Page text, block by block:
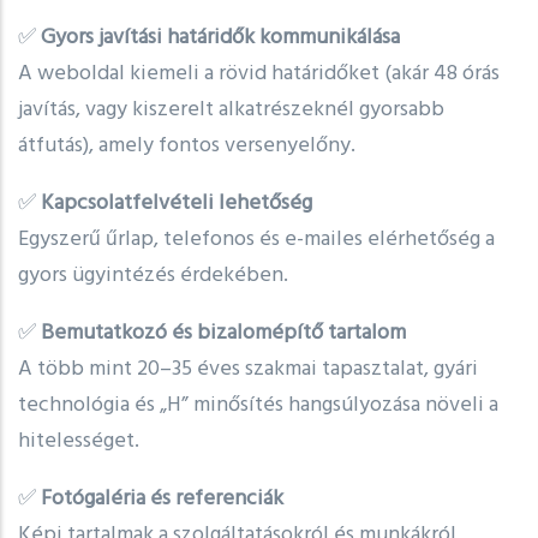
✅Gyors javítási határidők kommunikálása
A weboldal kiemeli a rövid határidőket (akár 48 órás
javítás, vagy kiszerelt alkatrészeknél gyorsabb
átfutás), amely fontos versenyelőny.
✅Kapcsolatfelvételi lehetőség
Egyszerű űrlap, telefonos és e-mailes elérhetőség a
gyors ügyintézés érdekében.
✅Bemutatkozó és bizalomépítő tartalom
A több mint 20–35 éves szakmai tapasztalat, gyári
technológia és „H” minősítés hangsúlyozása növeli a
hitelességet.
✅Fotógaléria és referenciák